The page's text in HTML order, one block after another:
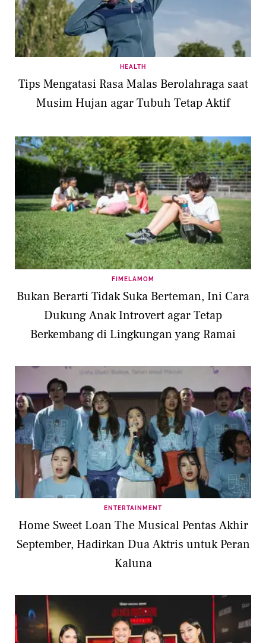
HEALTH
Tips Mengatasi Rasa Malas Berolahraga saat
Musim Hujan agar Tubuh Tetap Aktif
FIMELAMOM
Bukan Berarti Tidak Suka Berteman, Ini Cara
Dukung Anak Introvert agar Tetap
Berkembang di Lingkungan yang Ramai
ENTERTAINMENT
Home Sweet Loan The Musical Pentas Akhir
September, Hadirkan Dua Aktris untuk Peran
Kaluna